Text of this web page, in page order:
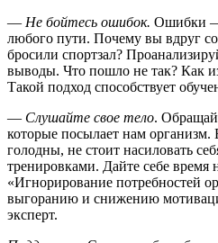
— Не бойтесь ошибок. Ошибки —
любого пути. Почему вы вдруг
бросили спортзал?
выводы. Что пошло не так? Как
Такой подход способствует
— Слушайте свое тело.
которые посылает нам организм.
голодны, не стоит насиловать
тренировками. Дайте себе время
«Игнорирование потребностей
выгоранию и снижению
эксперт.